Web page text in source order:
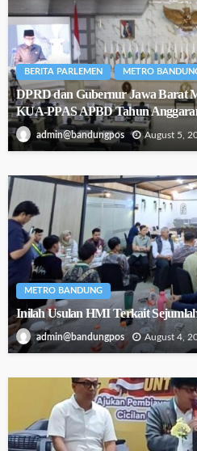
BERITA PARLEMEN METRO
DPRD dan Gubernur Jawa Barat
KUA-PPAS APBD Tahun
admin@bandungpos August 5,
METRO BANDUNG
Inilah Usulan HMI Terkait
admin@bandungpos August 4,